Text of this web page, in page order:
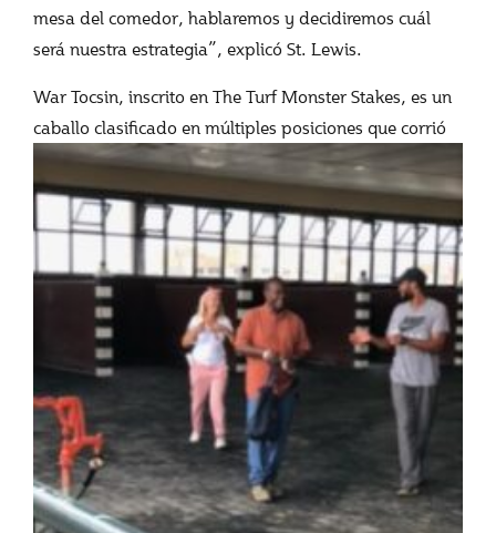
mesa del comedor, hablaremos y decidiremos cuál
será nuestra estrategia”, explicó St. Lewis.
War Tocsin, inscrito en The Turf Monster Stakes, es un
caballo clasificado en múltiples posiciones que corrió